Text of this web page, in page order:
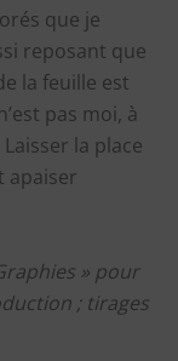
que je
reposant que
la feuille est
pas moi, à
la place
apaiser
» pour
; tirages